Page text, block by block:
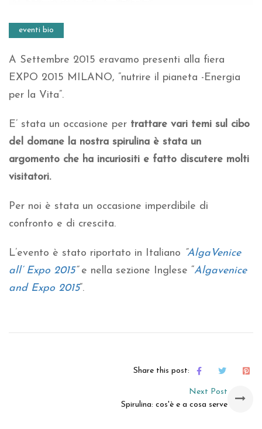
eventi bio
A Settembre 2015 eravamo presenti alla fiera
EXPO 2015 MILANO, ”nutrire il pianeta -Energia
per la Vita”.
E’ stata un occasione per trattare vari temi sul cibo
del domane la nostra spirulina è stata un
argomento che ha incuriositi e fatto discutere molti
visitatori.
Per noi è stata un occasione imperdibile di
confronto e di crescita.
L’evento è stato riportato in Italiano “AlgaVenice
all’ Expo 2015“e nella sezione Inglese “Algavenice
and Expo 2015“.
Share this post:
Next Post
Spirulina: cos'è e a cosa serve